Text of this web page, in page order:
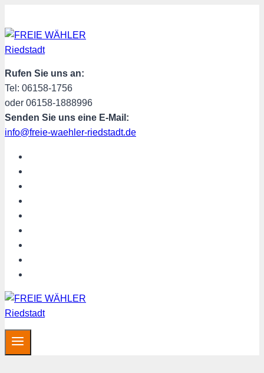
Inhalt
springen
Rufen Sie uns an:
Tel: 06158-1756
oder 06158-1888996
Senden Sie uns eine E-Mail:
info@freie-waehler-riedstadt.de